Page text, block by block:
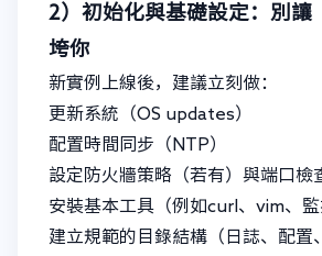
2）初始化與基礎設定：別讓
垮你
新實例上線後，建議立刻做：
更新系統（OS updates）
配置時間同步（NTP）
設定防火牆策略（若有）與端口檢
安裝基本工具（例如curl、vim、監
建立規範的目錄結構（日誌、配置